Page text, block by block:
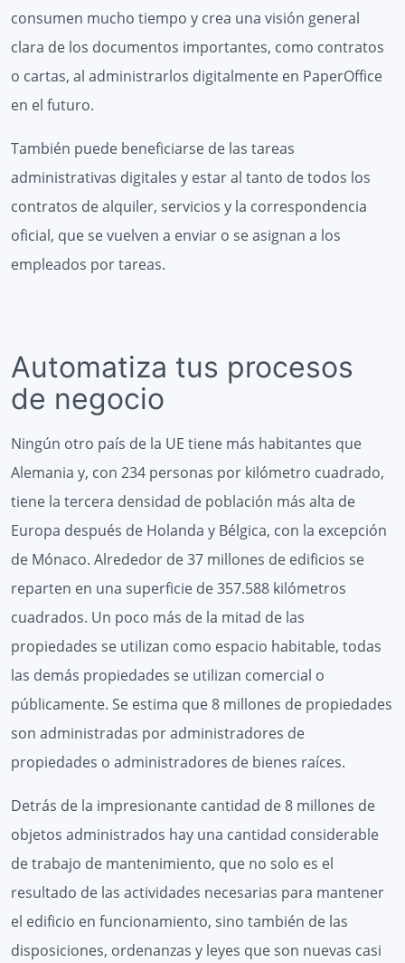
consumen mucho tiempo y crea una visión general
clara de los documentos importantes, como contratos
o cartas, al administrarlos digitalmente en PaperOffice
en el futuro.
También puede beneficiarse de las tareas
administrativas digitales y estar al tanto de todos los
contratos de alquiler, servicios y la correspondencia
oficial, que se vuelven a enviar o se asignan a los
empleados por tareas.
Automatiza tus procesos
de negocio
Ningún otro país de la UE tiene más habitantes que
Alemania y, con 234 personas por kilómetro cuadrado,
tiene la tercera densidad de población más alta de
Europa después de Holanda y Bélgica, con la excepción
de Mónaco. Alrededor de 37 millones de edificios se
reparten en una superficie de 357.588 kilómetros
cuadrados. Un poco más de la mitad de las
propiedades se utilizan como espacio habitable, todas
las demás propiedades se utilizan comercial o
públicamente. Se estima que 8 millones de propiedades
son administradas por administradores de
propiedades o administradores de bienes raíces.
Detrás de la impresionante cantidad de 8 millones de
objetos administrados hay una cantidad considerable
de trabajo de mantenimiento, que no solo es el
resultado de las actividades necesarias para mantener
el edificio en funcionamiento, sino también de las
disposiciones, ordenanzas y leyes que son nuevas casi